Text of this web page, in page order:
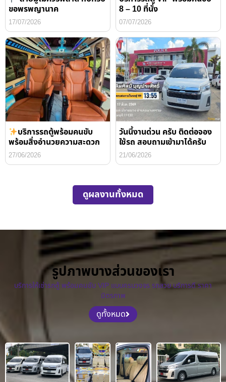
ขอพรพญานาค
17/07/2026
8 – 10 ที่นั่ง
07/07/2026
บริการรถตู้พร้อมคนขับ
พร้อมสิ่งอำนวยความสะดวก
27/06/2026
วันนี้งานด่วน ครับ ติดต่อจอง
ใช้รถ สอบถามเข้ามาได้ครับ
21/06/2026
ดูผลงานทั้งหมด
รูปภาพบางส่วนของเรา
บริการให้เช่ารถตู้ พร้อมคนขับ VIP แบบครบวงจร รถสวย บริการดี ราคา
มิตรภาพ
ดูทั้งหมด